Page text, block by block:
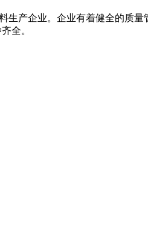
产企业。企业有着健全的质
全。